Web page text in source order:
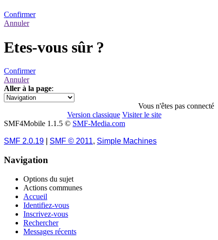
Confirmer
Annuler
Etes-vous sûr ?
Confirmer
Annuler
Aller à la page:
1
Vous n'êtes pas connecté
Version classique Visiter le site
SMF4Mobile 1.1.5 © SMF-Media.com
SMF 2.0.19 SMF © 2011, Simple Machines
Navigation
Options du sujet
Actions communes
Accueil
Identifiez-vous
Inscrivez-vous
Rechercher
Messages récents